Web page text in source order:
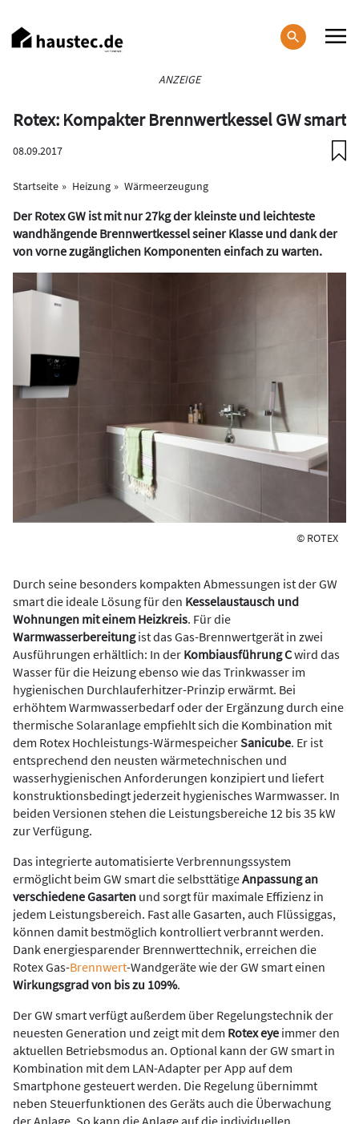
zum
Inhalt
ANZEIGE
Rotex: Kompakter Brennwertkessel GW smart
08.09.2017
Startseite Heizung Wärmeerzeugung
Der Rotex GW ist mit nur 27kg der kleinste und leichteste
wandhängende Brennwertkessel seiner Klasse und dank der
von vorne zugänglichen Komponenten einfach zu warten.
© ROTEX
Durch seine besonders kompakten Abmessungen ist der GW
smart die ideale Lösung für den Kesselaustausch und
Wohnungen mit einem Heizkreis. Für die
Warmwasserbereitungist das Gas-Brennwertgerät in zwei
Ausführungen erhältlich: In der Kombiausführung Cwird das
Wasser für die Heizung ebenso wie das Trinkwasser im
hygienischen Durchlauferhitzer-Prinzip erwärmt. Bei
erhöhtem Warmwasserbedarf oder der Ergänzung durch eine
thermische Solaranlage empfiehlt sich die Kombination mit
dem Rotex Hochleistungs-WärmespeicherSanicube. Er ist
entsprechend den neusten wärmetechnischen und
wasserhygienischen Anforderungen konzipiert und liefert
konstruktionsbedingt jederzeit hygienisches Warmwasser. In
beiden Versionen stehen die Leistungsbereiche 12 bis 35 kW
zur Verfügung.
Das integrierte automatisierte Verbrennungssystem
ermöglicht beim GW smart die selbsttätigeAnpassung an
verschiedene Gasarten und sorgt für maximale Effizienz in
jedem Leistungsbereich. Fast alle Gasarten, auch Flüssiggas,
können damit bestmöglich kontrolliert verbrannt werden.
Dank energiesparender Brennwerttechnik, erreichen die
Rotex Gas-Brennwert-Wandgeräte wie der GW smart einen
Wirkungsgrad von bis zu 109%.
Der GW smart verfügt außerdem über Regelungstechnik der
neuesten Generation und zeigt mit dem Rotex eye immer den
aktuellen Betriebsmodus an. Optional kann der GW smart in
Kombination mit dem LAN-Adapter per App auf dem
Smartphone gesteuert werden. Die Regelung übernimmt
neben Steuerfunktionen des Geräts auch die Überwachung
der Anlage. So kann die Anlage auf die individuellen